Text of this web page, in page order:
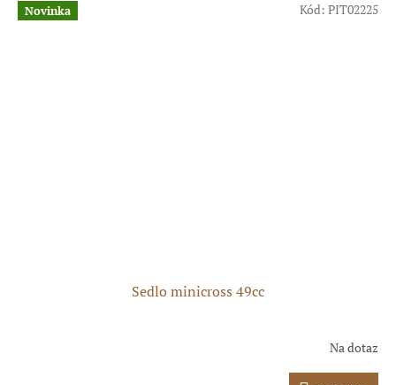
Novinka
Sedlo minicross 49cc
Na dotaz
Kód: PIT02225